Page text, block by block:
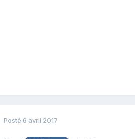
Posté 6 avril 2017